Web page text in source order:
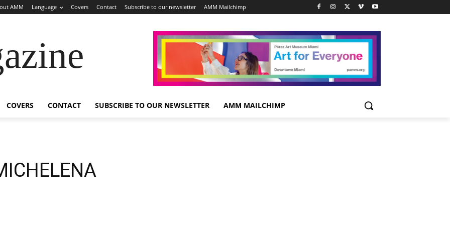
AMM Language Covers Contact Subscribe to our newsletter AMM Mailchimp
COVERS CONTACT SUBSCRIBE TO OUR NEWSLETTER AMM MAILCHIMP